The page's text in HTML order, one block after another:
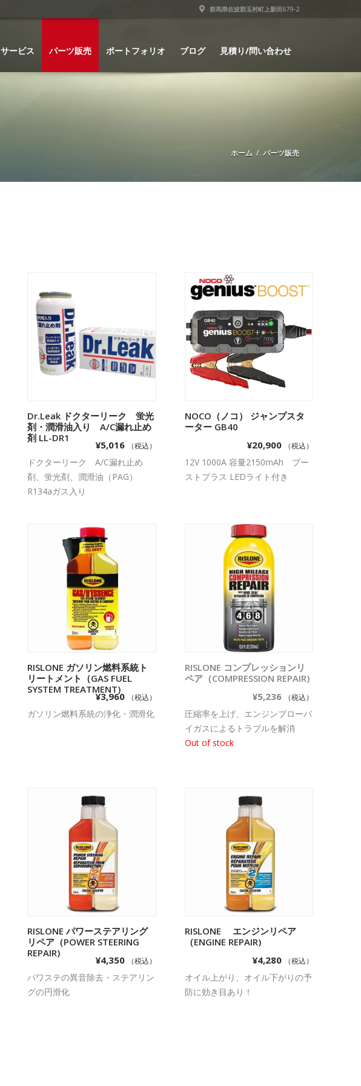
群馬県佐波郡玉村町上新田679-2
サービス パーツ販売 ポートフォリオ ブログ 見積り/問い合わせ
ホーム / パーツ販売
お買い物カゴに追加
Dr.Leak ドクターリーク 蛍光
剤・潤滑油入り A/C漏れ止め
剤 LL-DR1
¥5,016 （税込）
ドクターリーク A/C漏れ止め
剤、蛍光剤、潤滑油（PAG）
R134aガス入り
お買い物カゴに追加
NOCO（ノコ） ジャンプスタ
ーター GB40
¥20,900 （税込）
12V 1000A 容量2150mAh ブー
ストプラス LEDライト付き
お買い物カゴに追加
RISLONE ガソリン燃料系統ト
リートメント（GAS FUEL
SYSTEM TREATMENT)
¥3,960 （税込）
ガソリン燃料系統の浄化・潤滑化
続きを読む
RISLONE コンプレッションリ
ペア（COMPRESSION REPAIR)
¥5,236 （税込）
圧縮率を上げ、エンジンブローバ
イガスによるトラブルを解消
Out of stock
お買い物カゴに追加
RISLONE パワーステアリング
リペア（POWER STEERING
REPAIR)
¥4,350 （税込）
パワステの異音除去・ステアリン
グの円滑化
お買い物カゴに追加
RISLONE エンジンリペア
（ENGINE REPAIR)
¥4,280 （税込）
オイル上がり、オイル下がりの予
防に効き目あり！